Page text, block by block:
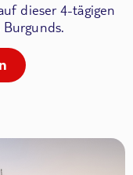
dieser 4-tägigen